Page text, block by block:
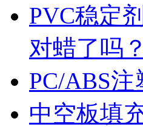
PVC稳定
对蜡了吗？
PC/ABS
中空板填